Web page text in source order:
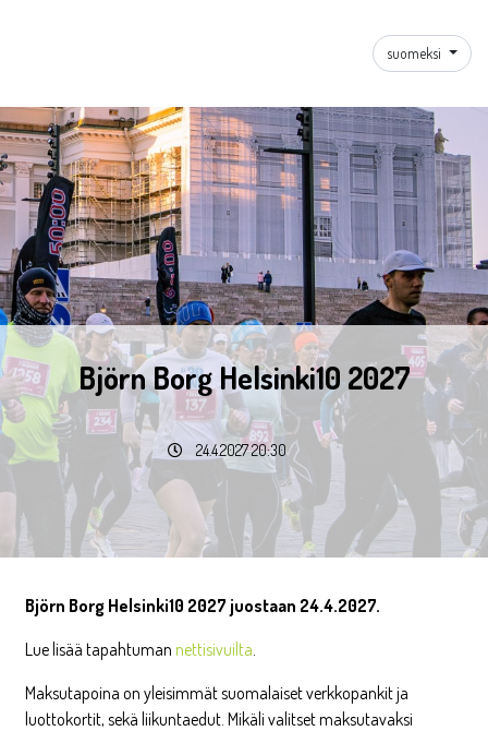
suomeksi
Björn Borg Helsinki10 2027
24.4.2027 20:30
Björn Borg Helsinki10 2027 juostaan 24.4.2027.
Lue lisää tapahtuman nettisivuilta.
Maksutapoina on yleisimmät suomalaiset verkkopankit ja
luottokortit, sekä liikuntaedut. Mikäli valitset maksutavaksi